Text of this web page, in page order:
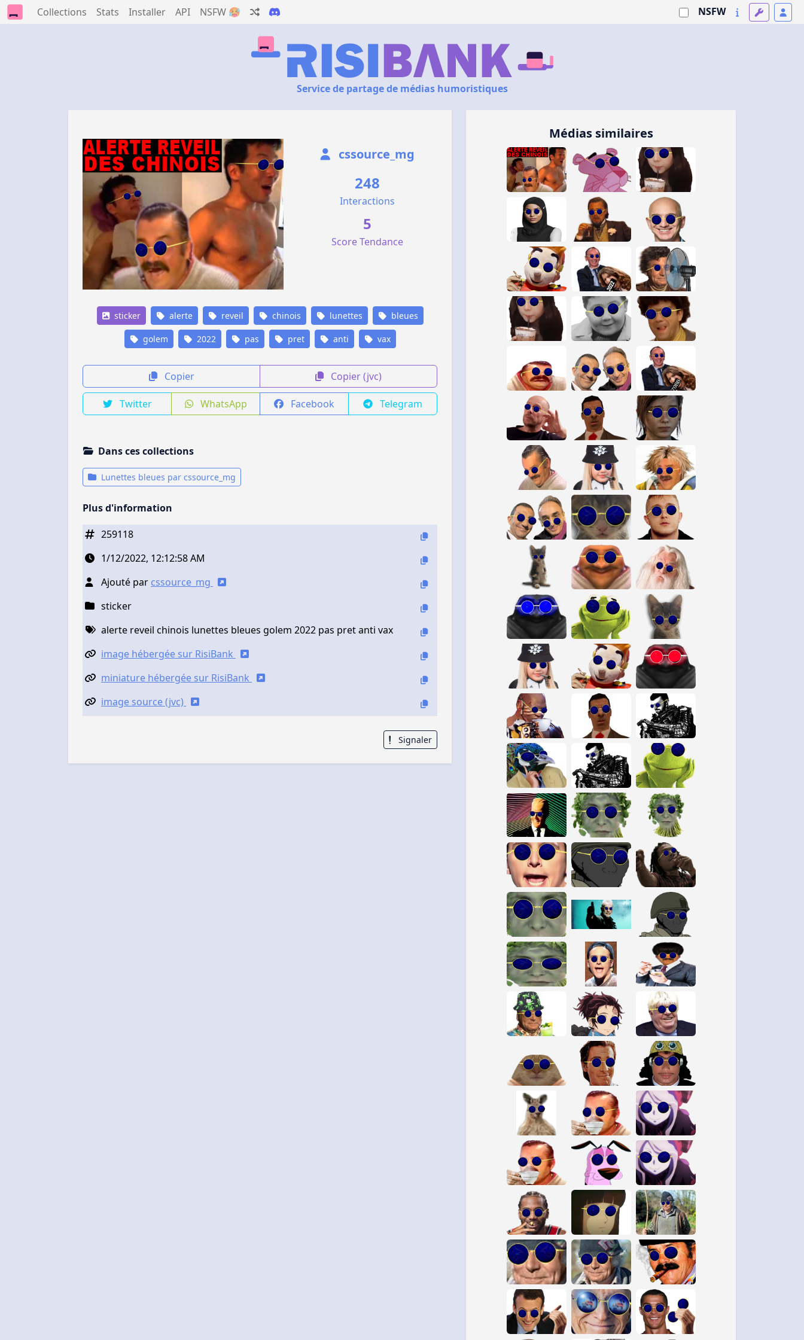
Collections Stats Installer API NSFW 🥵 NSFW
Service de partage de médias humoristiques
cssource_mg
248
Interactions
5
Score Tendance
sticker alerte reveil chinois lunettes bleues
golem 2022 pas pret anti vax
Copier Copier (jvc)
Twitter WhatsApp Facebook Telegram
Dans ces collections
Lunettes bleues par cssource_mg
Plus d'information
259118
1/12/2022, 12:12:58 AM
Ajouté par cssource_mg
sticker
alerte reveil chinois lunettes bleues golem 2022 pas pret anti vax
image hébergée sur RisiBank
miniature hébergée sur RisiBank
image source (jvc)
Signaler
Médias similaires